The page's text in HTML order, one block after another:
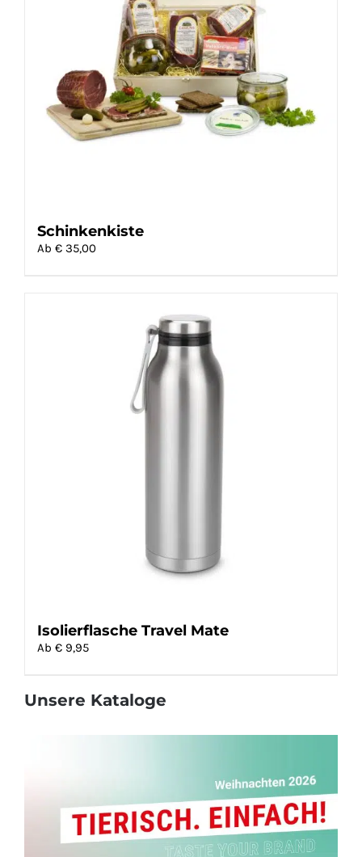
Schinkenkiste
Ab € 35,00
Isolierflasche Travel Mate
Ab € 9,95
Unsere Kataloge